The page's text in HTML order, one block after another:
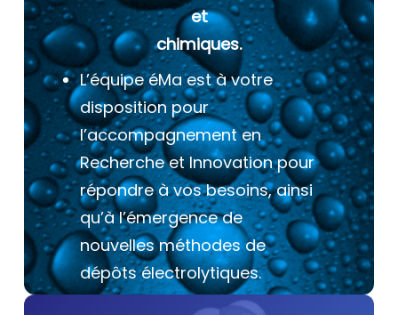
et
chimiques.
L’équipe éMa est à votre
disposition pour
l’accompagnement en
Recherche et Innovation pour
répondre à vos besoins, ainsi
qu’à l’émergence de
nouvelles méthodes de
dépôts électrolytiques.